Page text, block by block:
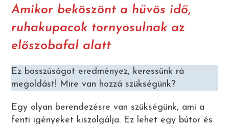
Amikor beköszönt a hűvös idő,
ruhakupacok tornyosulnak az
előszobafal alatt
Ez bosszúságot eredményez, keressünk rá
megoldást! Mire van hozzá szükségünk?
Egy olyan berendezésre van szükségünk, ami a
fenti igényeket kiszolgálja. Ez lehet egy bútor és